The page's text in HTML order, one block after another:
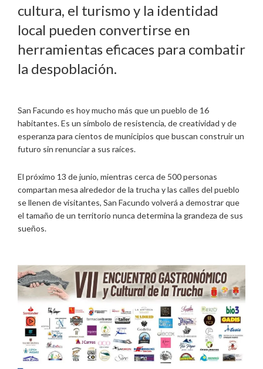
cultura, el turismo y la identidad
local pueden convertirse en
herramientas eficaces para combatir
la despoblación.
San Facundo es hoy mucho más que un pueblo de 16
habitantes. Es un símbolo de resistencia, de creatividad y de
esperanza para cientos de municipios que buscan construir un
futuro sin renunciar a sus raíces.
El próximo 13 de junio, mientras cerca de 500 personas
compartan mesa alrededor de la trucha y las calles del pueblo
se llenen de visitantes, San Facundo volverá a demostrar que
el tamaño de un territorio nunca determina la grandeza de sus
sueños.